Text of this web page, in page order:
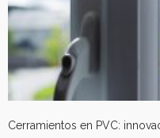
Cerramientos en PVC: